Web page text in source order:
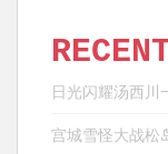
日光闪耀汤西
宫城雪怪大战